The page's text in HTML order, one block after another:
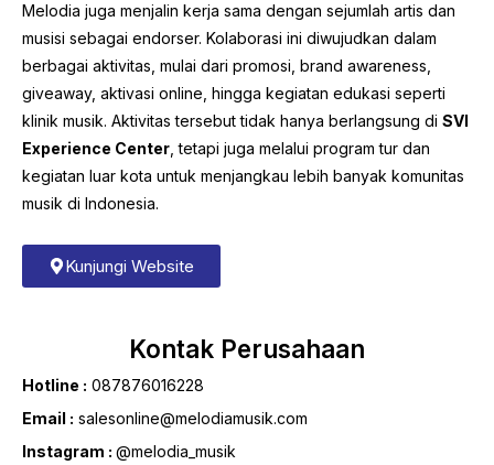
Melodia juga menjalin kerja sama dengan sejumlah artis dan
musisi sebagai endorser. Kolaborasi ini diwujudkan dalam
berbagai aktivitas, mulai dari promosi, brand awareness,
giveaway, aktivasi online, hingga kegiatan edukasi seperti
klinik musik. Aktivitas tersebut tidak hanya berlangsung di SVI
Experience Center , tetapi juga melalui program tur dan
kegiatan luar kota untuk menjangkau lebih banyak komunitas
musik di Indonesia.
Kunjungi Website
Kontak Perusahaan
Hotline : 087876016228
Email : salesonline@melodiamusik.com
Instagram : @melodia_musik